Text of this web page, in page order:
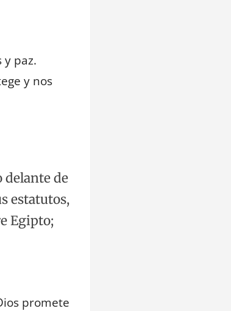
y paz.
y nos
delante de
estatutos,
Egipto;
promete